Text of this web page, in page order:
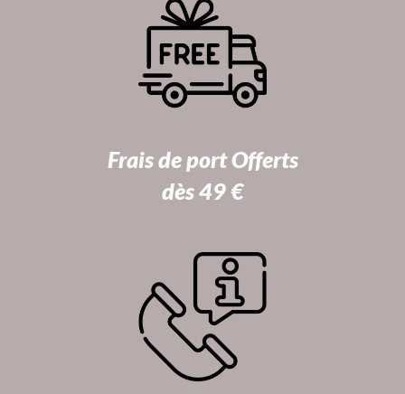
Frais de port Offerts
dès 49 €